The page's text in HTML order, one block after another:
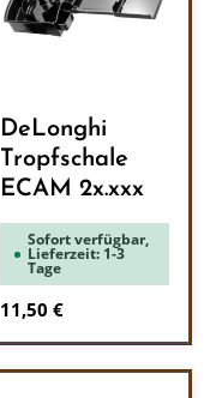
DeLonghi
Tropfschale
ECAM 2x.xxx
Sofort verfügbar,
Lieferzeit: 1-3
Tage
Regulärer Preis:
11,50 €